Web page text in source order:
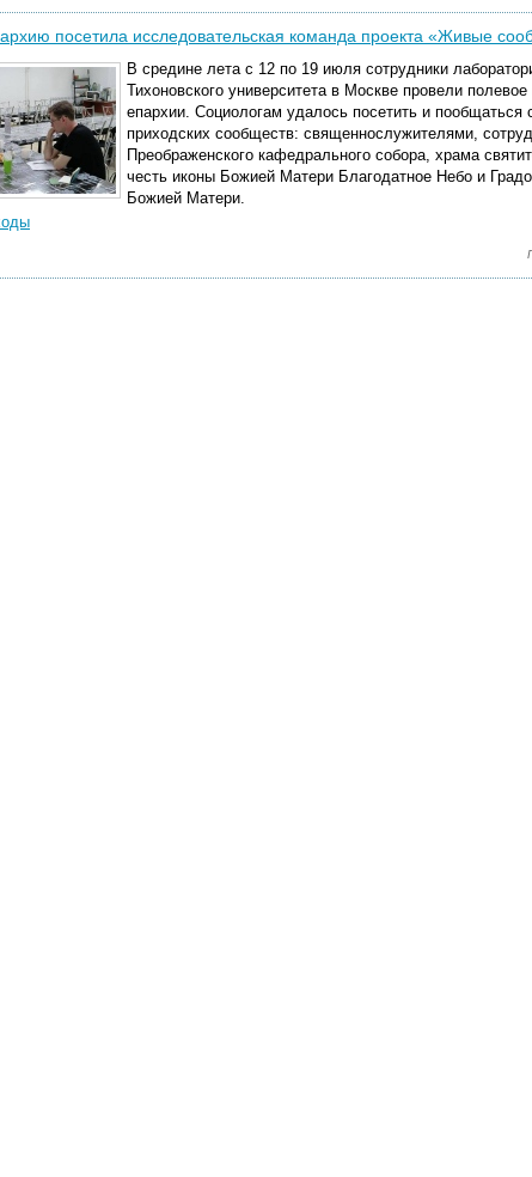
посетила исследовательская команда проекта «Живые
В средине лета с 12 по 19 июля сотрудники
Тихоновского университета в Москве провели
епархии. Социологам удалось посетить и пообщаться
приходских сообществ: священнослужителями,
Преображенского кафедрального собора, храма
честь иконы Божией Матери Благодатное Небо и
Божией Матери.